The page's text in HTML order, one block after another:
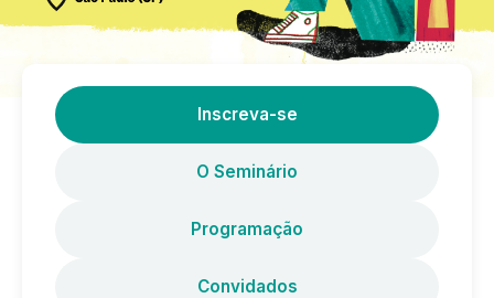
Inscreva-se
O Seminário
Programação
Convidados